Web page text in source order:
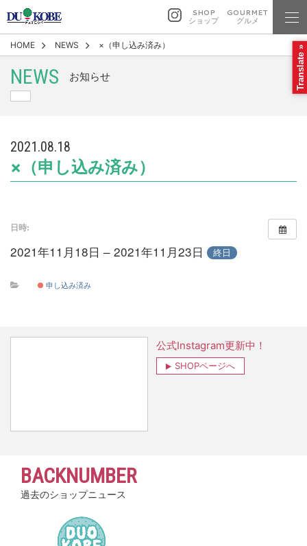
SHOP
ショップ
GOURMET
グルメ
HOME NEWS ×（申し込み済み）
NEWS お知らせ
2021.08.18
×（申し込み済み）
日時:
2021年11月18日 – 2021年11月23日 終日
申し込み済み
公式Instagram更新中！
SHOPページへ
BACKNUMBER
過去のショップニュース
Translate »